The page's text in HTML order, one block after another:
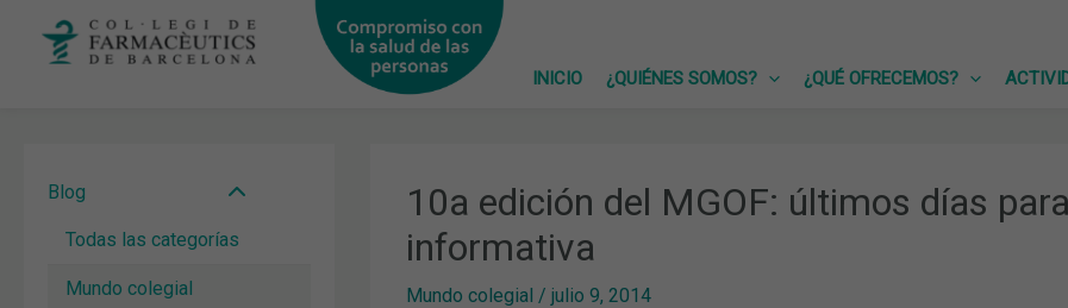
INICIO
¿QUIÉNES SOMOS? ¿QUÉ OFRECEMOS?
Blog
Todas las categorías
Mundo colegial
10a edición del MGOF: últimos días
informativa
Mundo colegial / julio 9, 2014